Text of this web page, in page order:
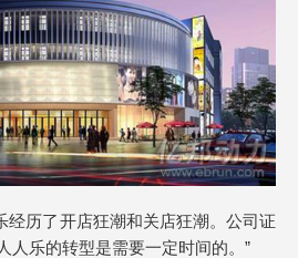
经历了开店狂潮和关店狂潮。公司证
人乐的转型是需要一定时间的。”